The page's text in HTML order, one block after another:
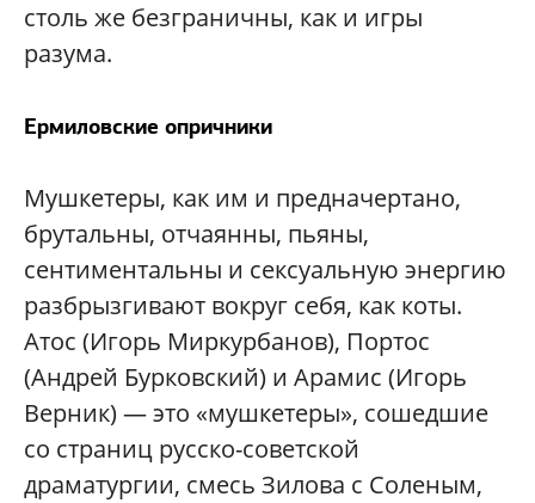
столь же безграничны, как и игры
разума.
Ермиловские опричники
Мушкетеры, как им и предначертано,
брутальны, отчаянны, пьяны,
сентиментальны и сексуальную энергию
разбрызгивают вокруг себя, как коты.
Атос (Игорь Миркурбанов), Портос
(Андрей Бурковский) и Арамис (Игорь
Верник) — это «мушкетеры», сошедшие
со страниц русско-советской
драматургии, смесь Зилова с Соленым,